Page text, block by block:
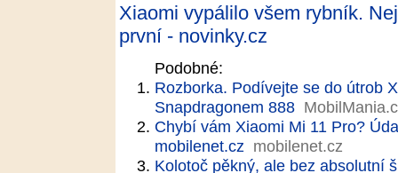
Xiaomi vypálilo všem rybník.
první - novinky.cz
Podobné:
Rozborka. Podívejte se do útrob
Snapdragonem 888
Chybí vám Xiaomi Mi 11 Pro?
mobilenet.cz mobilenet.cz
Kolotoč pěkný, ale bez absolutní